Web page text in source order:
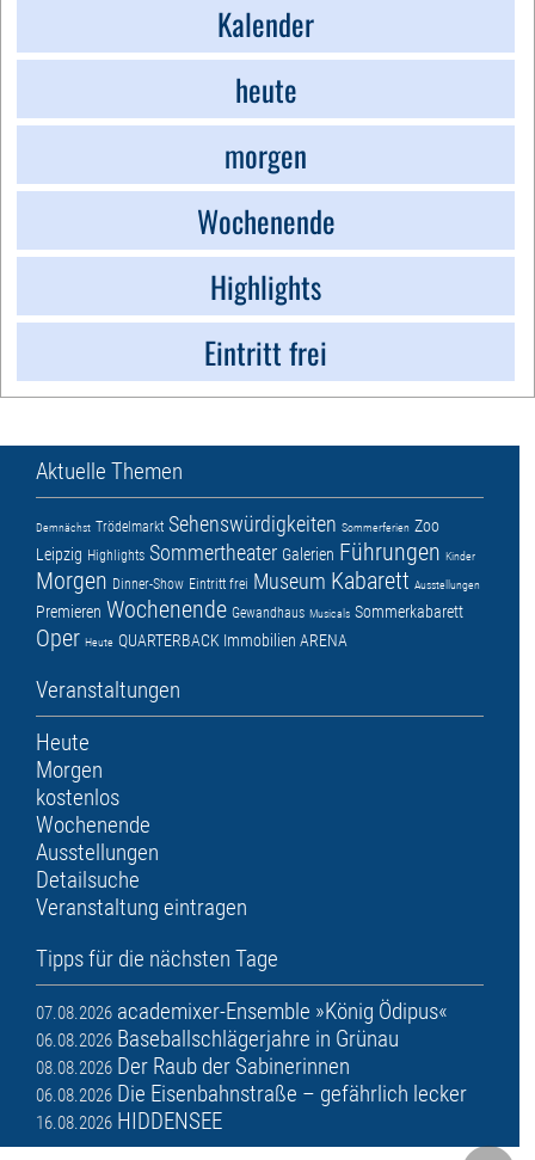
Kalender
heute
morgen
Wochenende
Highlights
Eintritt frei
Aktuelle Themen
Demnächst Trödelmarkt Sehenswürdigkeiten Sommerferien Zoo
Leipzig Highlights Sommertheater Galerien Führungen Kinder
Morgen Dinner-Show Eintritt frei Museum Kabarett Ausstellungen
Premieren Wochenende Gewandhaus Musicals Sommerkabarett
Oper Heute QUARTERBACK Immobilien ARENA
Veranstaltungen
Heute
Morgen
kostenlos
Wochenende
Ausstellungen
Detailsuche
Veranstaltung eintragen
Tipps für die nächsten Tage
07.08.2026 academixer-Ensemble »König Ödipus«
06.08.2026 Baseballschlägerjahre in Grünau
08.08.2026 Der Raub der Sabinerinnen
06.08.2026 Die Eisenbahnstraße – gefährlich lecker
16.08.2026 HIDDENSEE